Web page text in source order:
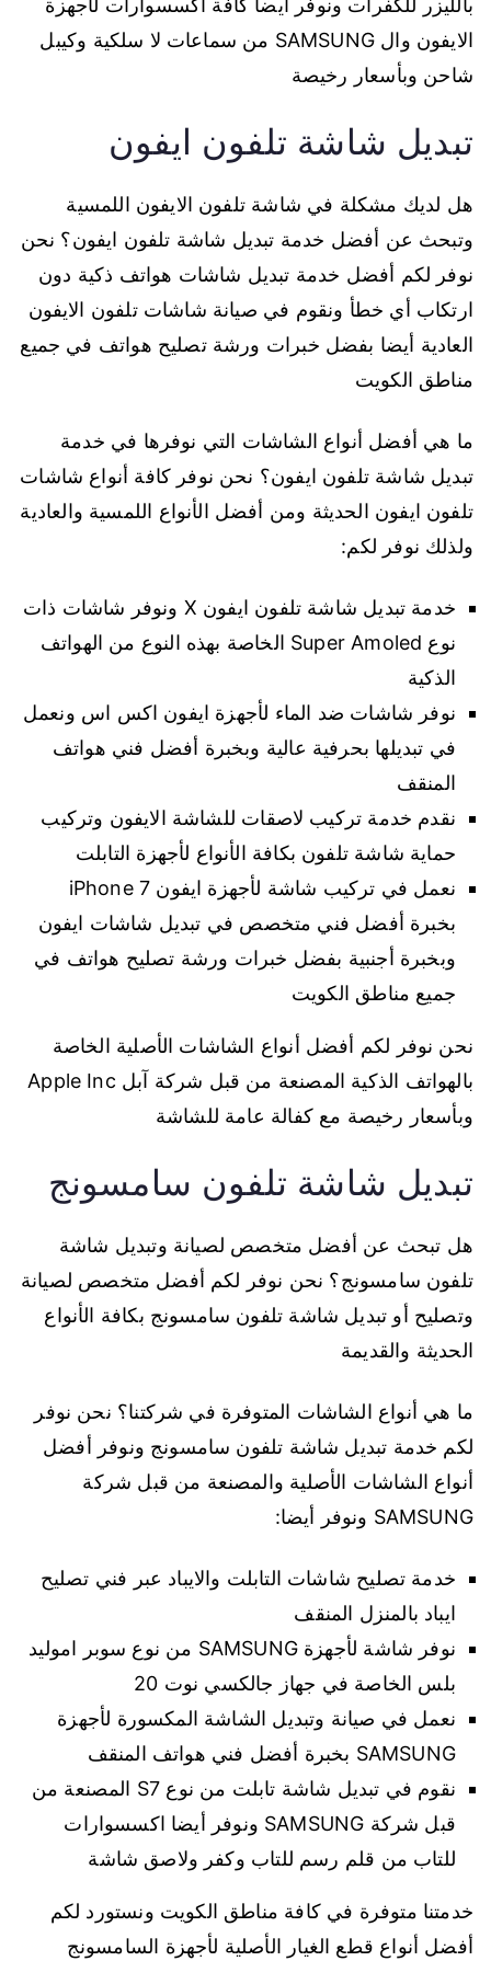
الايفون وال SAMSUNG من سماعات لا سلكية وكيبل
شاحن وبأسعار رخيصة
تبديل شاشة تلفون ايفون
هل لديك مشكلة في شاشة تلفون الايفون اللمسية
وتبحث عن أفضل خدمة تبديل شاشة تلفون ايفون؟ نحن
نوفر لكم أفضل خدمة تبديل شاشات هواتف ذكية دون
ارتكاب أي خطأ ونقوم في صيانة شاشات تلفون الايفون
العادية أيضا بفضل خبرات ورشة تصليح هواتف في جميع
مناطق الكويت
ما هي أفضل أنواع الشاشات التي نوفرها في خدمة
تبديل شاشة تلفون ايفون؟ نحن نوفر كافة أنواع شاشات
تلفون ايفون الحديثة ومن أفضل الأنواع اللمسية والعادية
ولذلك نوفر لكم:
خدمة تبديل شاشة تلفون ايفون X ونوفر شاشات ذات
نوع Super Amoled الخاصة بهذه النوع من الهواتف
الذكية
نوفر شاشات ضد الماء لأجهزة ايفون اكس اس ونعمل
في تبديلها بحرفية عالية وبخبرة أفضل فني هواتف
المنقف
نقدم خدمة تركيب لاصقات للشاشة الايفون وتركيب
حماية شاشة تلفون بكافة الأنواع لأجهزة التابلت
نعمل في تركيب شاشة لأجهزة ايفون 7 iPhone
بخبرة أفضل فني متخصص في تبديل شاشات ايفون
وبخبرة أجنبية بفضل خبرات ورشة تصليح هواتف في
جميع مناطق الكويت
نحن نوفر لكم أفضل أنواع الشاشات الأصلية الخاصة
بالهواتف الذكية المصنعة من قبل شركة آبل Apple Inc
وبأسعار رخيصة مع كفالة عامة للشاشة
تبديل شاشة تلفون سامسونج
هل تبحث عن أفضل متخصص لصيانة وتبديل شاشة
تلفون سامسونج؟ نحن نوفر لكم أفضل متخصص لصيانة
وتصليح أو تبديل شاشة تلفون سامسونج بكافة الأنواع
الحديثة والقديمة
ما هي أنواع الشاشات المتوفرة في شركتنا؟ نحن نوفر
لكم خدمة تبديل شاشة تلفون سامسونج ونوفر أفضل
أنواع الشاشات الأصلية والمصنعة من قبل شركة
SAMSUNG ونوفر أيضا:
خدمة تصليح شاشات التابلت والايباد عبر فني تصليح
ايباد بالمنزل المنقف
نوفر شاشة لأجهزة SAMSUNG من نوع سوبر اموليد
بلس الخاصة في جهاز جالكسي نوت 20
نعمل في صيانة وتبديل الشاشة المكسورة لأجهزة
SAMSUNG بخبرة أفضل فني هواتف المنقف
نقوم في تبديل شاشة تابلت من نوع S7 المصنعة من
قبل شركة SAMSUNG ونوفر أيضا اكسسوارات
للتاب من قلم رسم للتاب وكفر ولاصق شاشة
خدمتنا متوفرة في كافة مناطق الكويت ونستورد لكم
أفضل أنواع قطع الغيار الأصلية لأجهزة السامسونج